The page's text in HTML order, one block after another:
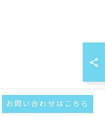
お問い合わせはこちら